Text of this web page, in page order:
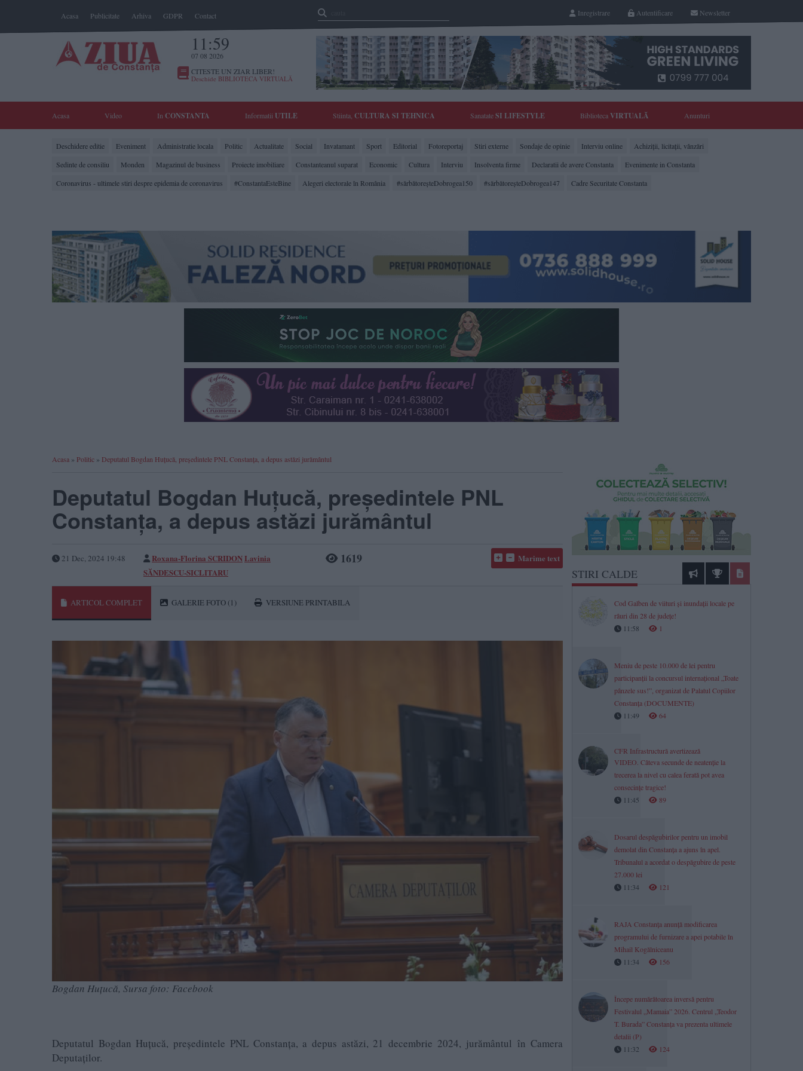
Acasa Publicitate Arhiva GDPR Contact Newsletter
Autentificare
Inregistrare
11:59
07 08 2026
CITESTE UN ZIAR LIBER!
Deschide BIBLIOTECA VIRTUALĂ
Acasa Video In CONSTANTA Informatii UTILE Stiinta, CULTURA SI TEHNICA SanatateSI LIFESTYLE BibliotecaVIRTUALĂ Anunturi
Deschidere editie Eveniment Administratie locala Politic Actualitate Social Invatamant Sport Editorial Fotoreportaj Stiri externe Sondaje de opinie Interviu online
Achiziții, licitații, vânzări
Sedinte de consiliu
Monden Magazinul de business Proiecte imobiliare Constanteanul suparat Economic Cultura Interviu Insolventa firme Declaratii de avere Constanta
Evenimente in Constanta
Coronavirus - ultimele stiri despre epidemia de coronavirus
#ConstantaEsteBine Alegeri electorale în România #sărbătoreşteDobrogea150 #sărbătoreşteDobrogea147 Cadre Securitate Constanta
Acasa » Politic » Deputatul Bogdan Huțucă, președintele PNL Constanța, a depus astăzi jurământul
Deputatul Bogdan Huțucă, președintele PNL
Constanța, a depus astăzi jurământul
21 Dec, 2024 19:48 Roxana-Florina SCRIDON Lavinia
SĂNDESCU-SICLITARU
1619 Marime text
ARTICOL COMPLET GALERIE FOTO (1) VERSIUNE PRINTABILA
Bogdan Huțucă, Sursa foto: Facebook
Deputatul Bogdan Huțucă, președintele PNL Constanța, a depus astăzi, 21 decembrie 2024, jurământulîn Camera
Deputaților.
STIRI CALDE
Cod Galben de viituri și inundații locale pe
râuri din 28 de județe!
11:58
1
Meniu de peste 10.000 de lei pentru
participanții la concursul internațional „Toate
pânzele sus!”, organizat de Palatul Copiilor
Constanța (DOCUMENTE)
11:49
64
CFR Infrastructură avertizează
VIDEO. Câteva secunde de neatenție la
trecerea la nivel cu calea ferată pot avea
consecințe tragice!
11:45
89
Dosarul despăgubirilor pentru un imobil
demolat din Constanța a ajuns în apel.
Tribunalul a acordat o despăgubire de peste
27.000 lei
11:34
121
RAJA Constanța anunță modificarea
programului de furnizare a apei potabile în
Mihail Kogălniceanu
11:34
156
Începe numărătoarea inversă pentru
Festivalul „Mamaia” 2026. Centrul „Teodor
T. Burada” Constanța va prezenta ultimele
detalii (P)
11:32
124